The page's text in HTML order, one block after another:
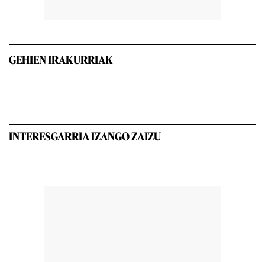
GEHIEN IRAKURRIAK
INTERESGARRIA IZANGO ZAIZU